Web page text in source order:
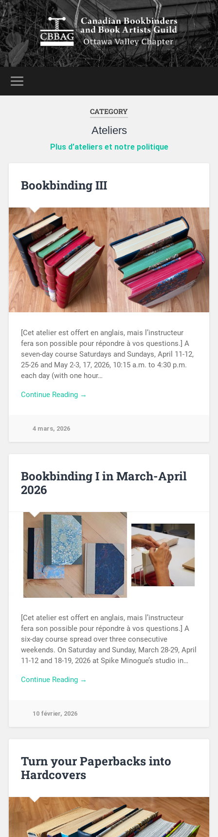
CATEGORY
Ateliers
Plus d’ateliers et notre politique
Bookbinding III
[Cet atelier est offert en anglais, mais l’instructeur
fera son possible pour répondre à vos questions.] A
seven-day course Saturdays and Sundays, April 11-12,
25-26 and May 2-3, 17, 2026, 10:15 a.m. to 4:30 p.m.
each day (with one hour…
Continue Reading →
4 mars, 2026
Bookbinding I in March-April
2026
[Cet atelier est offert en anglais, mais l’instructeur
fera son possible pour répondre à vos questions.] A
six-day course spread over three consecutive
weekends. On Saturday and Sunday, March 28-29, April
11-12 and 18-19, 2026 at Spike Minogue’s studio in…
Continue Reading →
10 février, 2026
Turn your Paperbacks into
Hardcovers